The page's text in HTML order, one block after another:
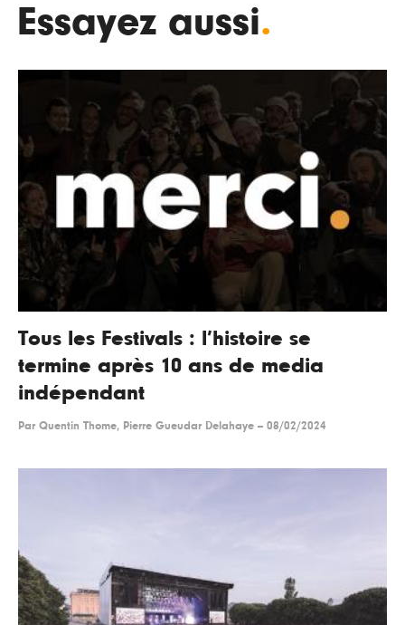
Essayez aussi.
Tous les Festivals : l’histoire se
termine après 10 ans de media
indépendant
Par Quentin Thome, Pierre Gueudar Delahaye -- 08/02/2024